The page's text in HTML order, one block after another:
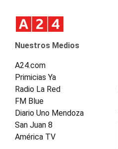
Nuestros Medios
A24.com
Primicias Ya
Radio La Red
FM Blue
Diario Uno Mendoza
San Juan 8
América TV